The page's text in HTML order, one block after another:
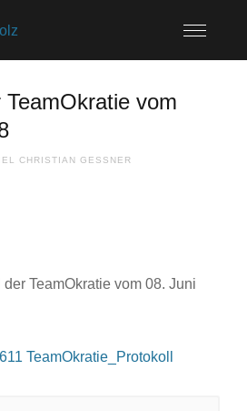
TeamOkratie vom
CHRISTIAN GESSNER
TeamOkratie vom 08. Juni
TeamOkratie_Protokoll